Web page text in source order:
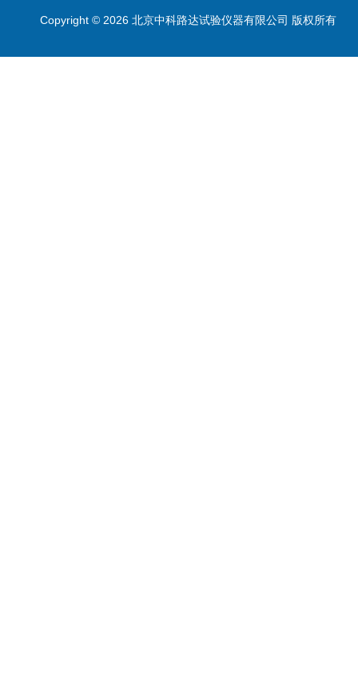
Copyright © 2026 北京中科路达试验仪器有限公司 版权所有